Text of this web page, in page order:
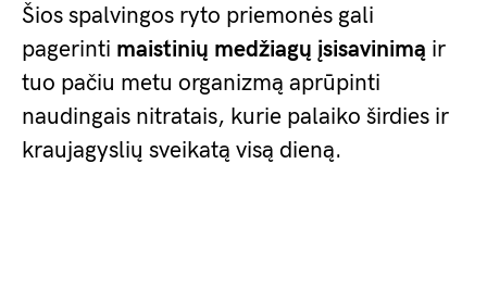
Šios spalvingos ryto priemonės gali
pagerinti maistinių medžiagų įsisavinimą ir
tuo pačiu metu organizmą aprūpinti
naudingais nitratais, kurie palaiko širdies ir
kraujagyslių sveikatą visą dieną.